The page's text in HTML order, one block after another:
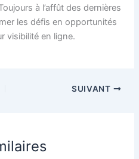
à l’affût des dernières
les défis en opportunités
visibilité en ligne.
SUIVANT